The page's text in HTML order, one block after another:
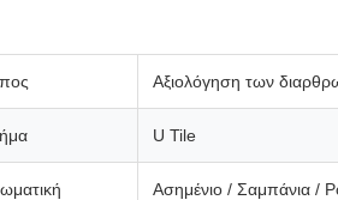
Αξιολόγηση των
U Tile
Ασημένιο / Σαμπάνια /